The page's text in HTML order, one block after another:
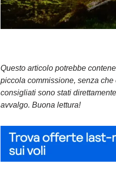
Questo articolo potrebbe
piccola commissione, senza
consigliati sono stati
avvalgo. Buona lettura!